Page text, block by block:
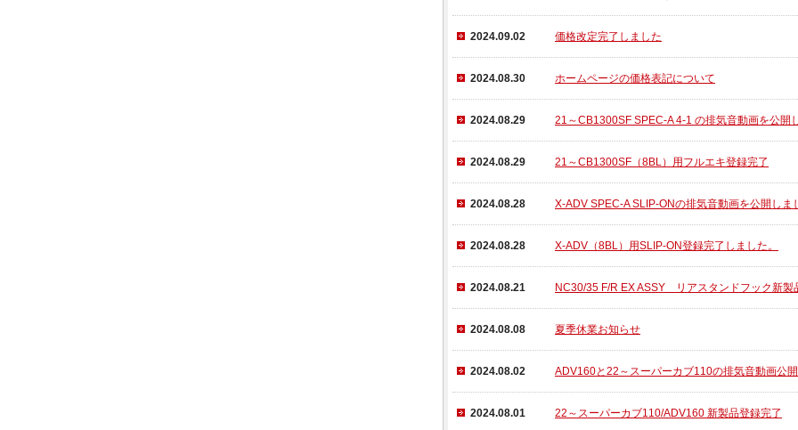
2024.09.02 価格改定完了しました
2024.08.30 ホームページの価格表記について
2024.08.29 21～CB1300SF SPEC-A 4-1 の排気音動画を公開
2024.08.29 21～CB1300SF（8BL）用フルエキ登録完了
2024.08.28 X-ADV SPEC-A SLIP-ONの排気音動画を公開しま
2024.08.28 X-ADV（8BL）用SLIP-ON登録完了しました。
2024.08.21 NC30/35 F/R EX ASSY リアスタンドフック新製
2024.08.08 夏季休業お知らせ
2024.08.02 ADV160と22～スーパーカブ110の排気音動画公開
2024.08.01 22～スーパーカブ110/ADV160 新製品登録完了